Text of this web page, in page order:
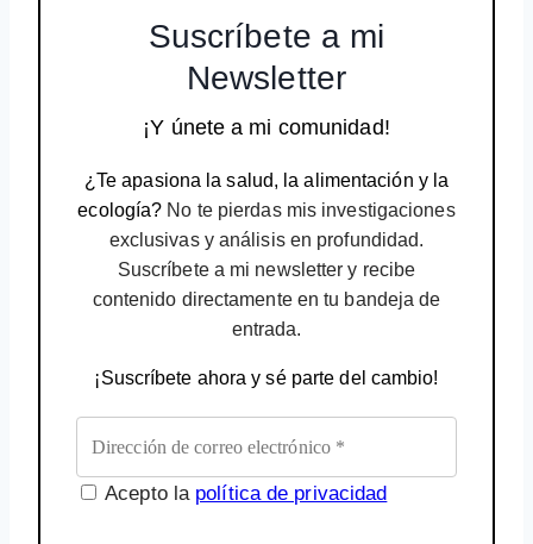
Suscríbete a mi
Newsletter
¡Y únete a mi comunidad!
¿Te apasiona la salud, la alimentación y la
ecología? No te pierdas mis investigaciones
exclusivas y análisis en profundidad.
Suscríbete a mi newsletter y recibe
contenido directamente en tu bandeja de
entrada.
¡Suscríbete ahora y sé parte del cambio!
Acepto la política de privacidad